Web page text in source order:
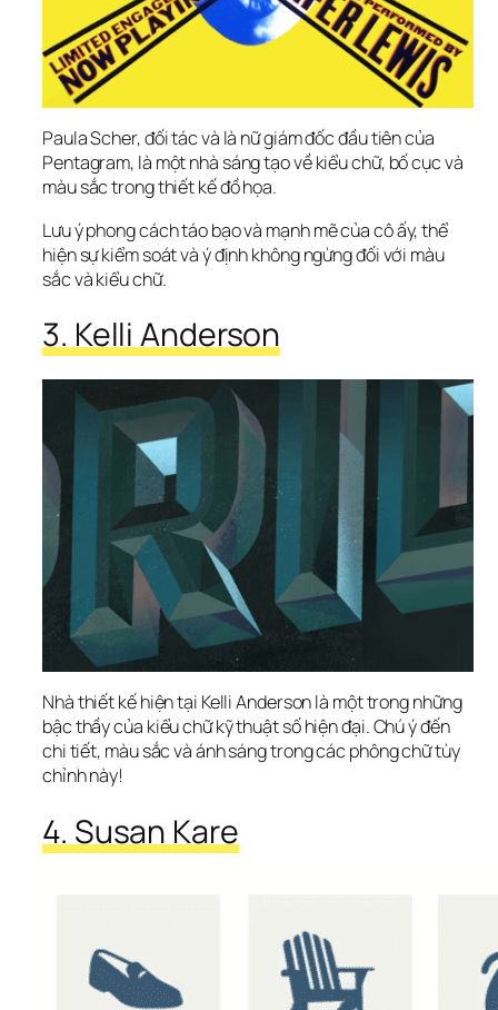
Paula Scher, đối tác và là nữ giám đốc đầu tiên của
Pentagram, là một nhà sáng tạo về kiểu chữ, bố cục và
màu sắc trong thiết kế đồ họa.
Lưu ý phong cách táo bạo và mạnh mẽ của cô ấy, thể
hiện sự kiểm soát và ý định không ngừng đối với màu
sắc và kiểu chữ.
3. Kelli Anderson
Nhà thiết kế hiện tại Kelli Anderson là một trong những
bậc thầy của kiểu chữ kỹ thuật số hiện đại. Chú ý đến
chi tiết, màu sắc và ánh sáng trong các phông chữ tùy
chỉnh này!
4. Susan Kare